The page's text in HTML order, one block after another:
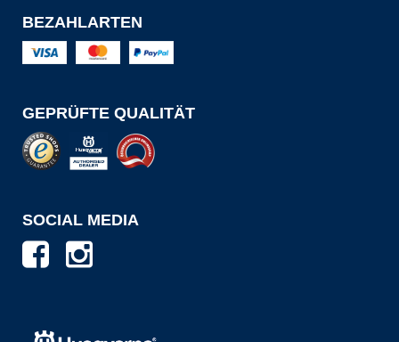
BEZAHLARTEN
GEPRÜFTE QUALITÄT
SOCIAL MEDIA